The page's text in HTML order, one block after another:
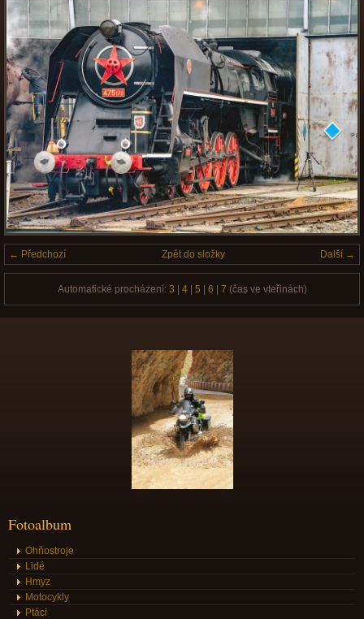
← Předchozí Další →
Zpět do složky
Automatické procházení: 3 4| 5 6 7 (čas ve vteřinách)
Fotoalbum
Ohňostroje
Lidé
Hmyz
Motocykly
Ptáci